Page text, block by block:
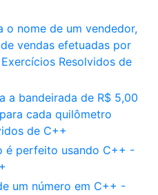
o nome de um vendedor,
vendas efetuadas por
Resolvidos de
a bandeirada de R$ 5,00
cada quilômetro
de C++
é perfeito usando C++ -
um número em C++ -